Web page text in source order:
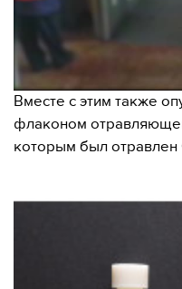
Вместе с этим также
флаконом
которым был отравлен